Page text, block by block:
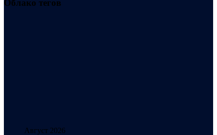
Облако тегов
Август 2026